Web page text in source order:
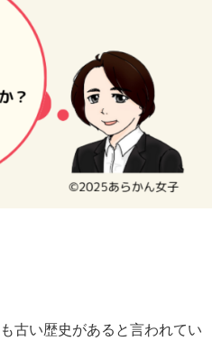
古い歴史があると言われてい